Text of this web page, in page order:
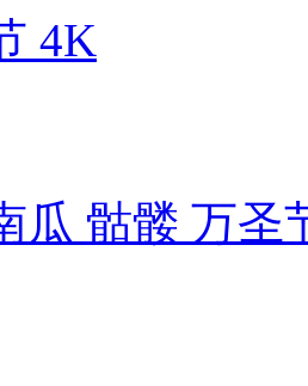
瓜 骷髅 万圣